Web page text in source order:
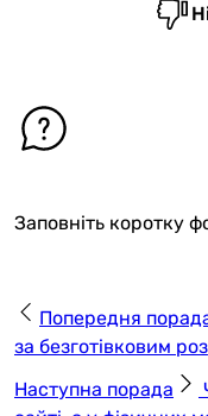
Заповніть коротку
Попередня
за безготівковим
Наступна порада